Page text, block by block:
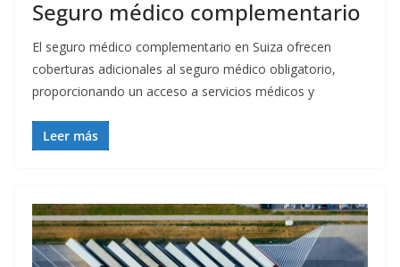
Seguro médico complementario
El seguro médico complementario en Suiza ofrecen
coberturas adicionales al seguro médico obligatorio,
proporcionando un acceso a servicios médicos y
Leer más